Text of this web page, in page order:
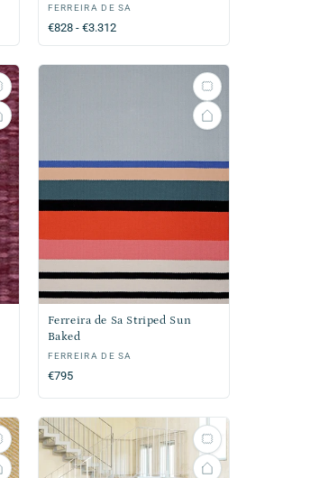
Verkoper:
FERREIRA DE SA
Normale
prijs
€828 - €3.312
Ferreira de Sa Striped Sun
Baked
Verkoper:
FERREIRA DE SA
Normale
€795